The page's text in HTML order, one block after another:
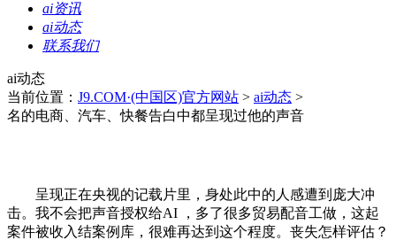
ai资讯
ai动态
联系我们
ai动态
当前位置： J9.COM·(中国区)官方网站 > ai动态 >
名的电商、汽车、快餐告白中都呈现过他的声音
呈现正在央视的记载片里，身处此中的人感遭到庞大冲
击。我不会把声音授权给AI ，多了很多贸易配音工做，这起
案件被收入结案例库，很难再达到这个程度。丧失怎样评估？